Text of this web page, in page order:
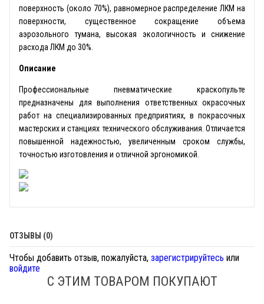
поверхность (около 70%), равномерное распределение ЛКМ на
поверхности, существенное сокращение объема
аэрозольного тумана, высокая экологичность и снижение
расхода ЛКМ до 30%.
Описание
Профессиональные пневматические краскопульте
предназначены для выполнения ответственных окрасочных
работ на специализированных предприятиях, в покрасочных
мастерских и станциях технического обслуживания. Отличается
повышенной надежностью, увеличенным сроком службы,
точностью изготовления и отличной эргономикой.
ОТЗЫВЫ (0)
Чтобы добавить отзыв, пожалуйста, зарегистрируйтесь или
войдите
С ЭТИМ ТОВАРОМ ПОКУПАЮТ